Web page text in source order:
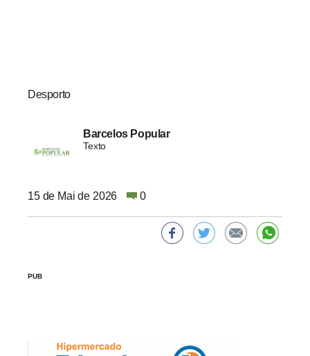
Desporto
Barcelos Popular
Texto
15 de Mai de 2026 0
PUB